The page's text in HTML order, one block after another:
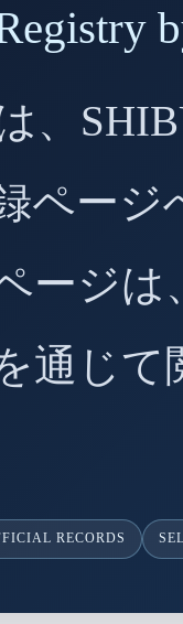
、
ペー
ージは
通じ
RECORDS